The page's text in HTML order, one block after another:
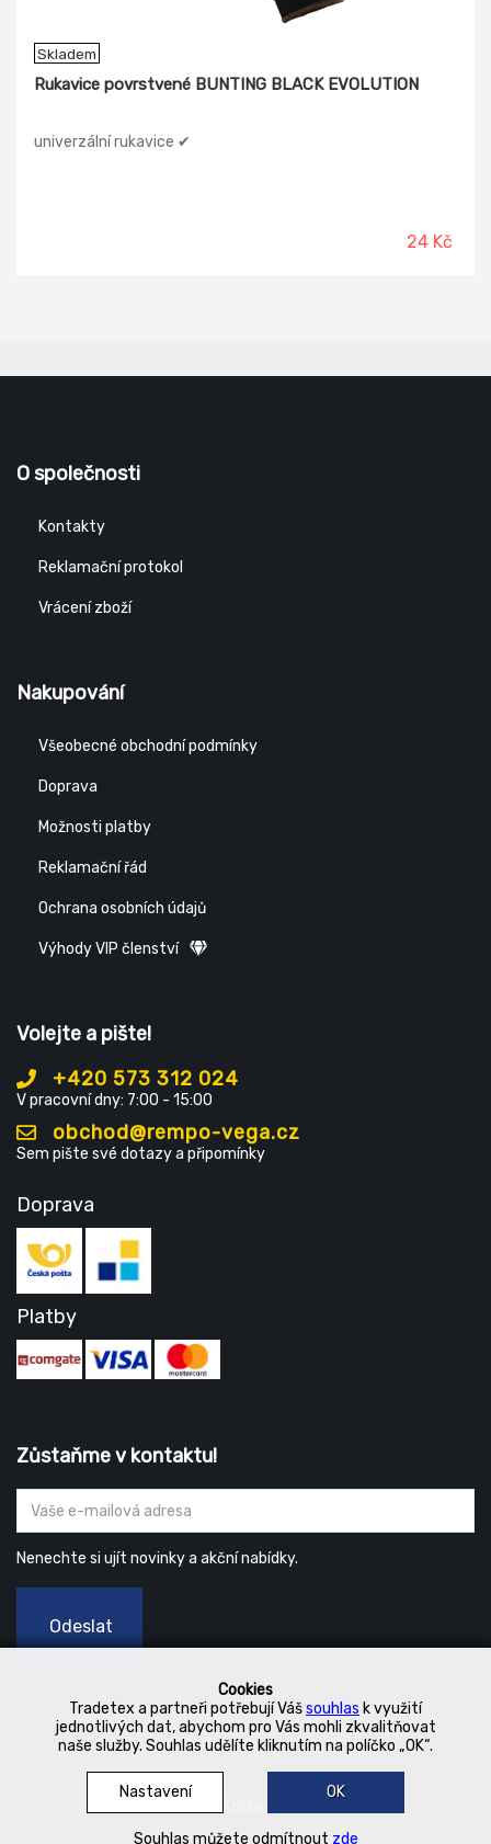
Cookies
Tradetex a partneři potřebují Vášsouhlas k využití
jednotlivých dat, abychom pro Vás mohli zkvalitňovat
naše služby. Souhlas udělíte kliknutím na políčko „OK“.
Nastavení OK
Souhlas můžete odmítnout zde
Skladem
Rukavice povrstvené BUNTING BLACK EVOLUTION
univerzální rukavice ✔
24 Kč
O společnosti
Kontakty
Reklamační protokol
Vrácení zboží
Nakupování
Všeobecné obchodní podmínky
Doprava
Možnosti platby
Reklamační řád
Ochrana osobních údajů
Výhody VIP členství
Volejte a pište!
+420 573 312 024
V pracovní dny: 7:00 - 15:00
obchod@rempo-vega.cz
Sem pište své dotazy a připomínky
Doprava
Platby
Zůstaňme v kontaktu!
Nenechte si ujít novinky a akční nabídky.
Odeslat